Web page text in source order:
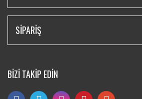
SİPARİŞ
BİZİ TAKİP EDİN